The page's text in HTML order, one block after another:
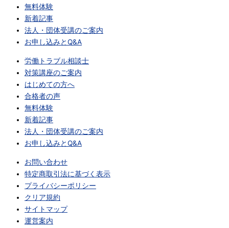
無料体験
新着記事
法人・団体受講のご案内
お申し込みとQ&A
労働トラブル相談士
対策講座のご案内
はじめての方へ
合格者の声
無料体験
新着記事
法人・団体受講のご案内
お申し込みとQ&A
お問い合わせ
特定商取引法に基づく表示
プライバシーポリシー
クリア規約
サイトマップ
運営案内